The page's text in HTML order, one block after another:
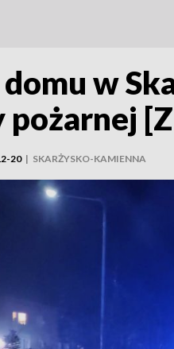
domu w
pożarnej
20 | SKARŻYSKO-KAMIENNA